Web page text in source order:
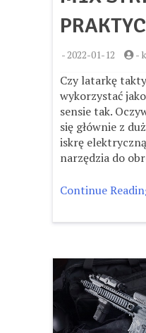
-2022-01-12 -
Czy latarkę
wykorzystać
sensie tak.
się głównie z
iskrę
narzędzia do
Continue